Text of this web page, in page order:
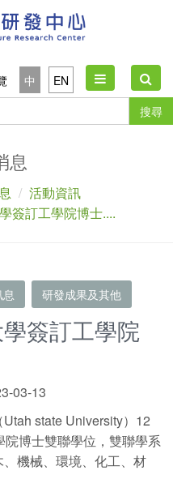
中 EN
Toggle
navigation
搜尋
息
活動資訊
簽訂工學院博士....
研發成果及其他
簽訂工學院
03-13
state University）12
博士雙聯學位，雙聯學系
機械、環境、化工、材